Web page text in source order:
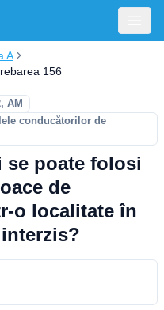
A
156
AM
conducătorilor de
se poate folosi
de
o localitate în